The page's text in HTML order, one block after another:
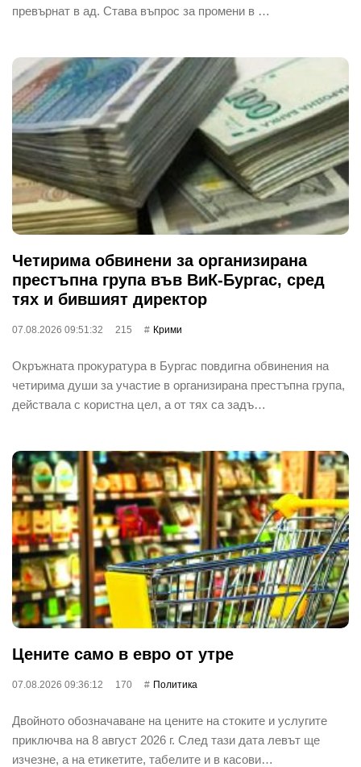
превърнат в ад. Става въпрос за промени в …
Четирима обвинени за организирана
престъпна група във ВиК-Бургас, сред
тях и бившият директор
07.08.2026 09:51:32 215 Крими
Окръжната прокуратура в Бургас повдигна обвинения на
четирима души за участие в организирана престъпна група,
действала с користна цел, а от тях са задъ…
Цените само в евро от утре
07.08.2026 09:36:12 170 Политика
Двойното обозначаване на цените на стоките и услугите
приключва на 8 август 2026 г. След тази дата левът ще
изчезне, а на етикетите, табелите и в касови…